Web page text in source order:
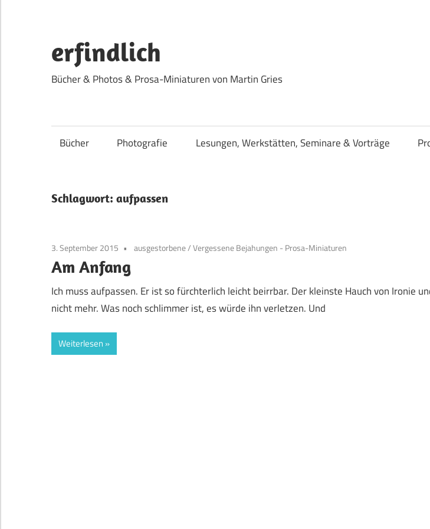
springen
erfindlich
Bücher & Photos & Prosa-Miniaturen von Martin Gries
Bücher Photografie Lesungen, Werkstätten, Seminare & Vorträge
Schlagwort: aufpassen
3. September 2015 ausgestorbene/Vergessene Bejahungen - Prosa-Miniaturen
Am Anfang
Ich muss aufpassen. Er ist so fürchterlich leicht beirrbar. Der kleinste Hauch von Ironie
nicht mehr. Was noch schlimmer ist, es würde ihn verletzen. Und
Weiterlesen